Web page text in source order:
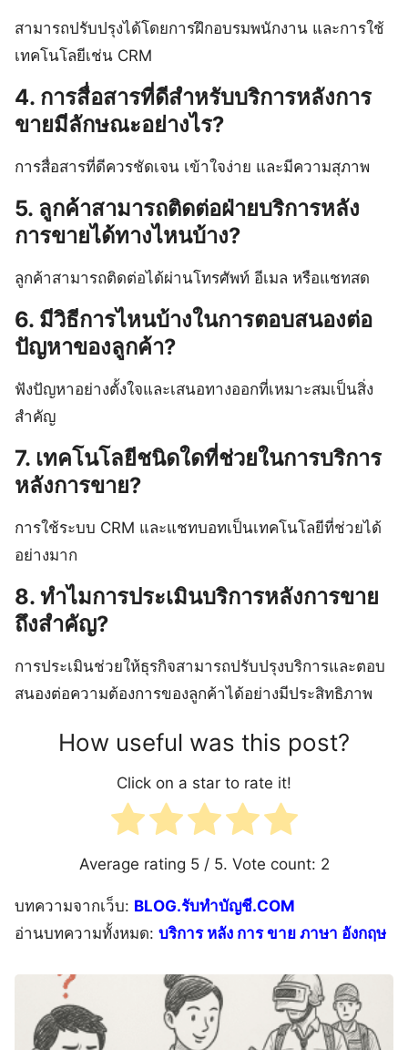
สามารถปรับปรุงได้โดยการฝึกอบรมพนักงาน และการใช้
เทคโนโลยีเช่น CRM
4. การสื่อสารที่ดีสำหรับบริการหลังการ
ขายมีลักษณะอย่างไร?
การสื่อสารที่ดีควรชัดเจน เข้าใจง่าย และมีความสุภาพ
5. ลูกค้าสามารถติดต่อฝ่ายบริการหลัง
การขายได้ทางไหนบ้าง?
ลูกค้าสามารถติดต่อได้ผ่านโทรศัพท์ อีเมล หรือแชทสด
6. มีวิธีการไหนบ้างในการตอบสนองต่อ
ปัญหาของลูกค้า?
ฟังปัญหาอย่างตั้งใจและเสนอทางออกที่เหมาะสมเป็นสิ่ง
สำคัญ
7. เทคโนโลยีชนิดใดที่ช่วยในการบริการ
หลังการขาย?
การใช้ระบบ CRM และแชทบอทเป็นเทคโนโลยีที่ช่วยได้
อย่างมาก
8. ทำไมการประเมินบริการหลังการขาย
ถึงสำคัญ?
การประเมินช่วยให้ธุรกิจสามารถปรับปรุงบริการและตอบ
สนองต่อความต้องการของลูกค้าได้อย่างมีประสิทธิภาพ
How useful was this post?
Click on a star to rate it!
Average rating 5/ 5. Vote count: 2
บทความจากเว็บ: BLOG.รับทำบัญชี.COM
อ่านบทความทั้งหมด: บริการ หลัง การ ขาย ภาษา อังกฤษ